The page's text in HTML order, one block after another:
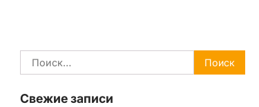
Найти:
Свежие записи